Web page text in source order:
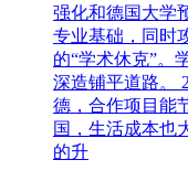
强化和德国大学
专业基础，同时
的“学术休克”。
深造铺平道路。
德，合作项目能
国，生活成本也
的升